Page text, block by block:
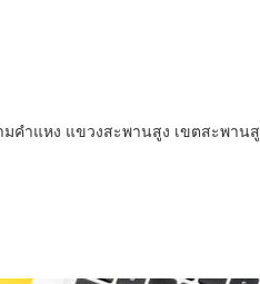
คำแหง แขวงสะพานสูง เขตสะพาน